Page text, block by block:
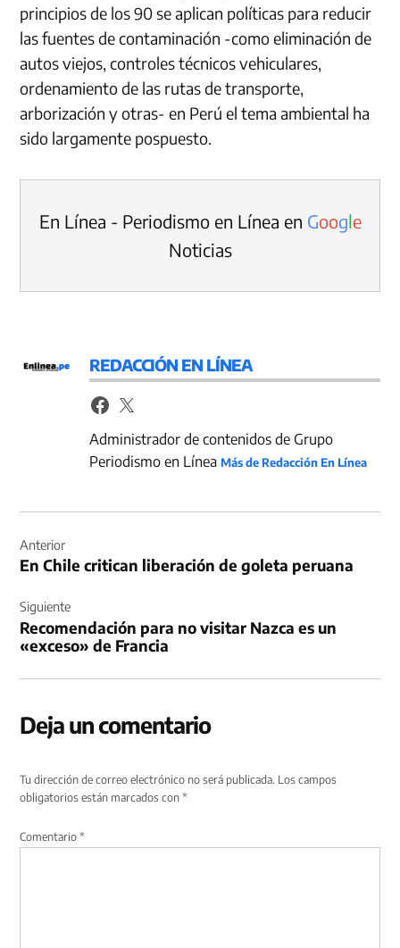
principios de los 90 se aplican políticas para reducir
las fuentes de contaminación -como eliminación de
autos viejos, controles técnicos vehiculares,
ordenamiento de las rutas de transporte,
arborización y otras- en Perú el tema ambiental ha
sido largamente pospuesto.
En Línea - Periodismo en Línea en Google
Noticias
REDACCIÓN EN LÍNEA
Administrador de contenidos de Grupo
Periodismo en LíneaMás de Redacción En Línea
de
entradas
Anterior
En Chile critican liberación de goleta peruana
Siguiente
Recomendación para no visitar Nazca es un
«exceso» de Francia
Deja un comentario
Tu dirección de correo electrónico no será publicada. Los campos
obligatorios están marcados con*
Comentario*